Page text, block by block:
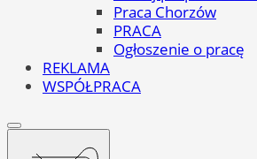
Praca Chorzów
PRACA
Ogłoszenie o pracę
REKLAMA
WSPÓŁPRACA